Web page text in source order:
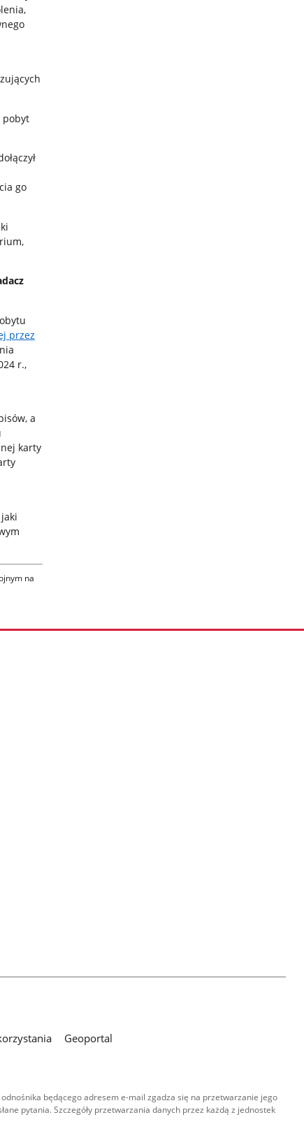
pobyt
go
przez
r.,
a
karty
na
Geoportal
będącego adresem e-mail zgadza się na przetwarzanie jego
pytania. Szczegóły przetwarzania danych przez każdą z jednostek